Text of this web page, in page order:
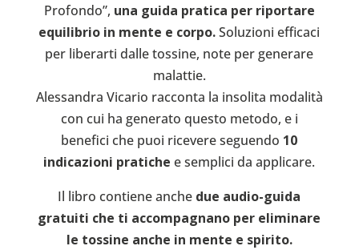
Profondo”, una guida pratica per riportare
equilibrio in mente e corpo.Soluzioni efficaci
per liberarti dalle tossine, note per generare
malattie.
Alessandra Vicario racconta la insolita modalità
con cui ha generato questo metodo, e i
benefici che puoi ricevere seguendo 10
indicazioni pratiche e semplici da applicare.
Il libro contiene anche due audio-guida
gratuiti che ti accompagnano per eliminare
le tossine anche in mente e spirito.